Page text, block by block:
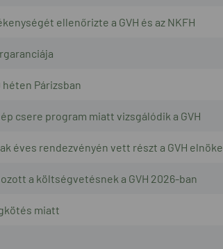
ellenőrizte a GVH és az NKFH
héten Párizsban
csere program miatt vizsgálódik a GVH
éves rendezvényén vett részt a GVH elnöke
a költségvetésnek a GVH 2026-ban
miatt